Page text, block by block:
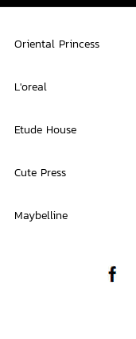
Oriental Princess
L'oreal
Etude House
Cute Press
Maybelline